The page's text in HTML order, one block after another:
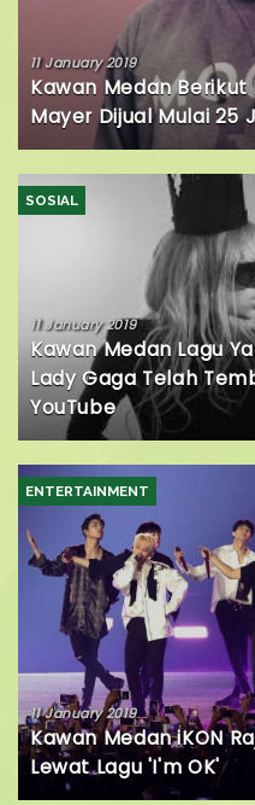
11 January 2019
Kawan Medan
Mayer Dijual Mulai 25
SOSIAL
11 January 2019
Kawan Medan Lagu
Lady Gaga Telah
YouTube
ENTERTAINMENT
11 January 2019
Kawan Medan iKON
Lewat Lagu 'I'm OK'